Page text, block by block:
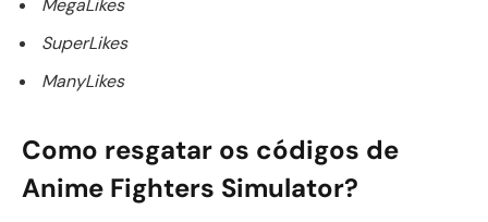
MegaLikes
SuperLikes
ManyLikes
Como resgatar os códigos de
Anime Fighters Simulator?